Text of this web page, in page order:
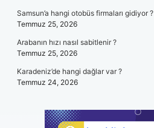
Samsun’a hangi otobüs firmaları gidiyor ?
Temmuz 25, 2026
Arabanın hızı nasıl sabitlenir ?
Temmuz 25, 2026
Karadeniz’de hangi dağlar var ?
Temmuz 24, 2026